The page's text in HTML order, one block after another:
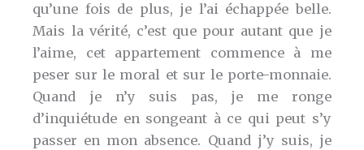
qu’une fois de plus, je l’ai échappée belle.
Mais la vérité, c’est que pour autant que je
l’aime, cet appartement commence à me
peser sur le moral et sur le porte-monnaie.
Quand je n’y suis pas, je me ronge
d’inquiétude en songeant à ce qui peut s’y
passer en mon absence. Quand j’y suis, je